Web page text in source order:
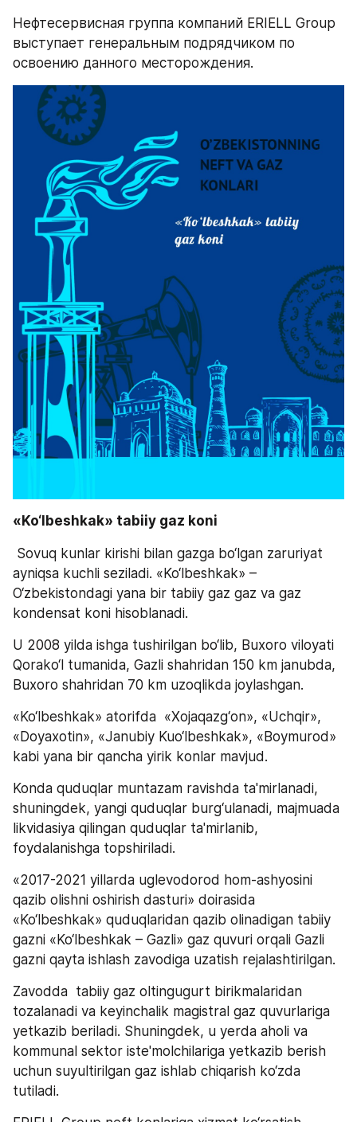
Нефтесервисная группа компаний ERIELL Group
выступает генеральным подрядчиком по
освоению данного месторождения.
«Ko‘lbeshkak» tabiiy gaz koni
ayniqsa kuchli seziladi. «Ko‘lbeshkak» –
O‘zbekistondagi yana bir tabiiy gaz gaz va gaz
kondensat koni hisoblanadi.
U 2008 yilda ishga tushirilgan bo‘lib, Buxoro viloyati
Qorako‘l tumanida, Gazli shahridan 150 km janubda,
Buxoro shahridan 70 km uzoqlikda joylashgan.
«Ko‘lbeshkak» atorifda  «Xojaqazg‘on», «Uchqir»,
«Doyaxotin», «Janubiy Kuo‘lbeshkak», «Boymurod»
kabi yana bir qancha yirik konlar mavjud.
Konda quduqlar muntazam ravishda ta'mirlanadi,
shuningdek, yangi quduqlar burg‘ulanadi, majmuada
likvidasiya qilingan quduqlar ta'mirlanib,
foydalanishga topshiriladi.
«2017-2021 yillarda uglevodorod hom-ashyosini
qazib olishni oshirish dasturi» doirasida
«Ko‘lbeshkak» quduqlaridan qazib olinadigan tabiiy
gazni «Ko‘lbeshkak – Gazli» gaz quvuri orqali Gazli
gazni qayta ishlash zavodiga uzatish rejalashtirilgan.
Zavodda  tabiiy gaz oltingugurt birikmalaridan
tozalanadi va keyinchalik magistral gaz quvurlariga
yetkazib beriladi. Shuningdek, u yerda aholi va
kommunal sektor iste'molchilariga yetkazib berish
uchun suyultirilgan gaz ishlab chiqarish ko‘zda
tutiladi.